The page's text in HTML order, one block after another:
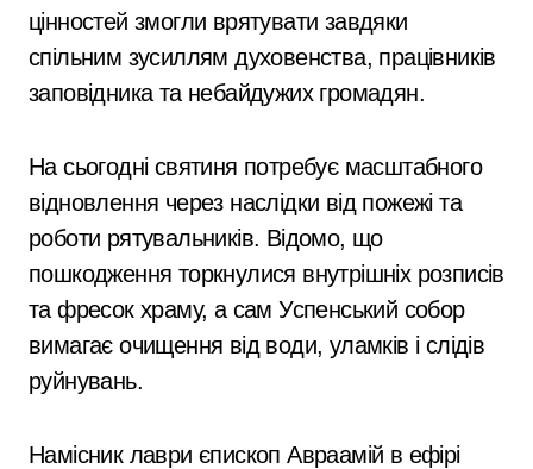
цінностей змогли врятувати завдяки
спільним зусиллям духовенства, працівників
заповідника та небайдужих громадян.
На сьогодні святиня потребує масштабного
відновлення через наслідки від пожежі та
роботи рятувальників. Відомо, що
пошкодження торкнулися внутрішніх розписів
та фресок храму, а сам Успенський собор
вимагає очищення від води, уламків і слідів
руйнувань.
Намісник лаври єпископ Авраамій в ефірі